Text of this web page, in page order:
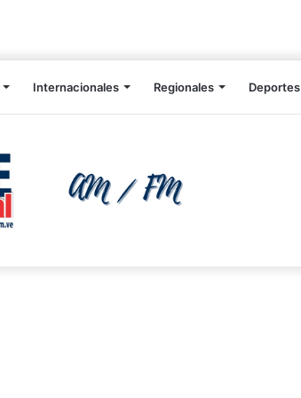
Internacionales Regionales Deportes